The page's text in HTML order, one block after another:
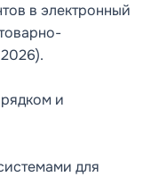
в электронный
и
для